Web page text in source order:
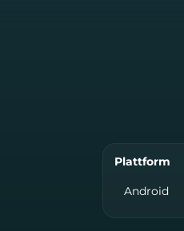
Plattform
Android